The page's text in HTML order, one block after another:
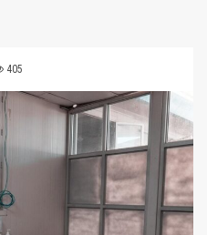
405